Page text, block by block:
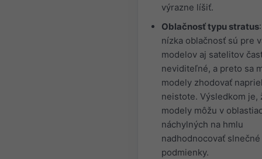
výrazne líšiť.
Oblačnosť typu stratus
nízka oblačnosť sú pre
modelov aj satelitov
neviditeľné, a preto sa
modely zhodovať
neistote. Výsledkom je,
modely môžu v
náchylných na hmlu
nadhodnocovať slnečné
podmienky.